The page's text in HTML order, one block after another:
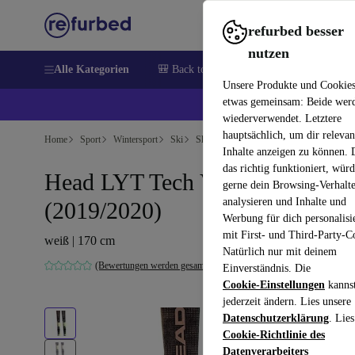
refurbed besser
nutzen
Unsere Produkte und
etwas gemeinsam: Beide
wiederverwendet. Letztere
hauptsächlich, um dir
Inhalte anzeigen zu können.
das richtig funktioniert,
gerne dein Browsing-
analysieren und Inhalte und
Werbung für dich
mit First- und Third-Party-
Natürlich nur mit deinem
Einverständnis. Die
Cookie-Einstellungen
jederzeit ändern. Lies unsere
Datenschutzerklärung.
Cookie-Richtlinie des
Datenverarbeiters
Alle Kategorien 🎒 Back to school
💰
Home Sport Wintersport Ski Ski-Alpin Ski
Head LYT Tech V4 XL
(2019/2020)
weiß | 170 cm
(Bewertungen werden gesammelt)